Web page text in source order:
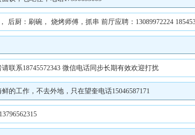
厨：刷碗， 烧烤师傅，抓串 前厅应聘：13089972224
联系18745572343 微信电话同步长期有效欢迎打扰
的工作，不去外地，只在望奎电话15046587171